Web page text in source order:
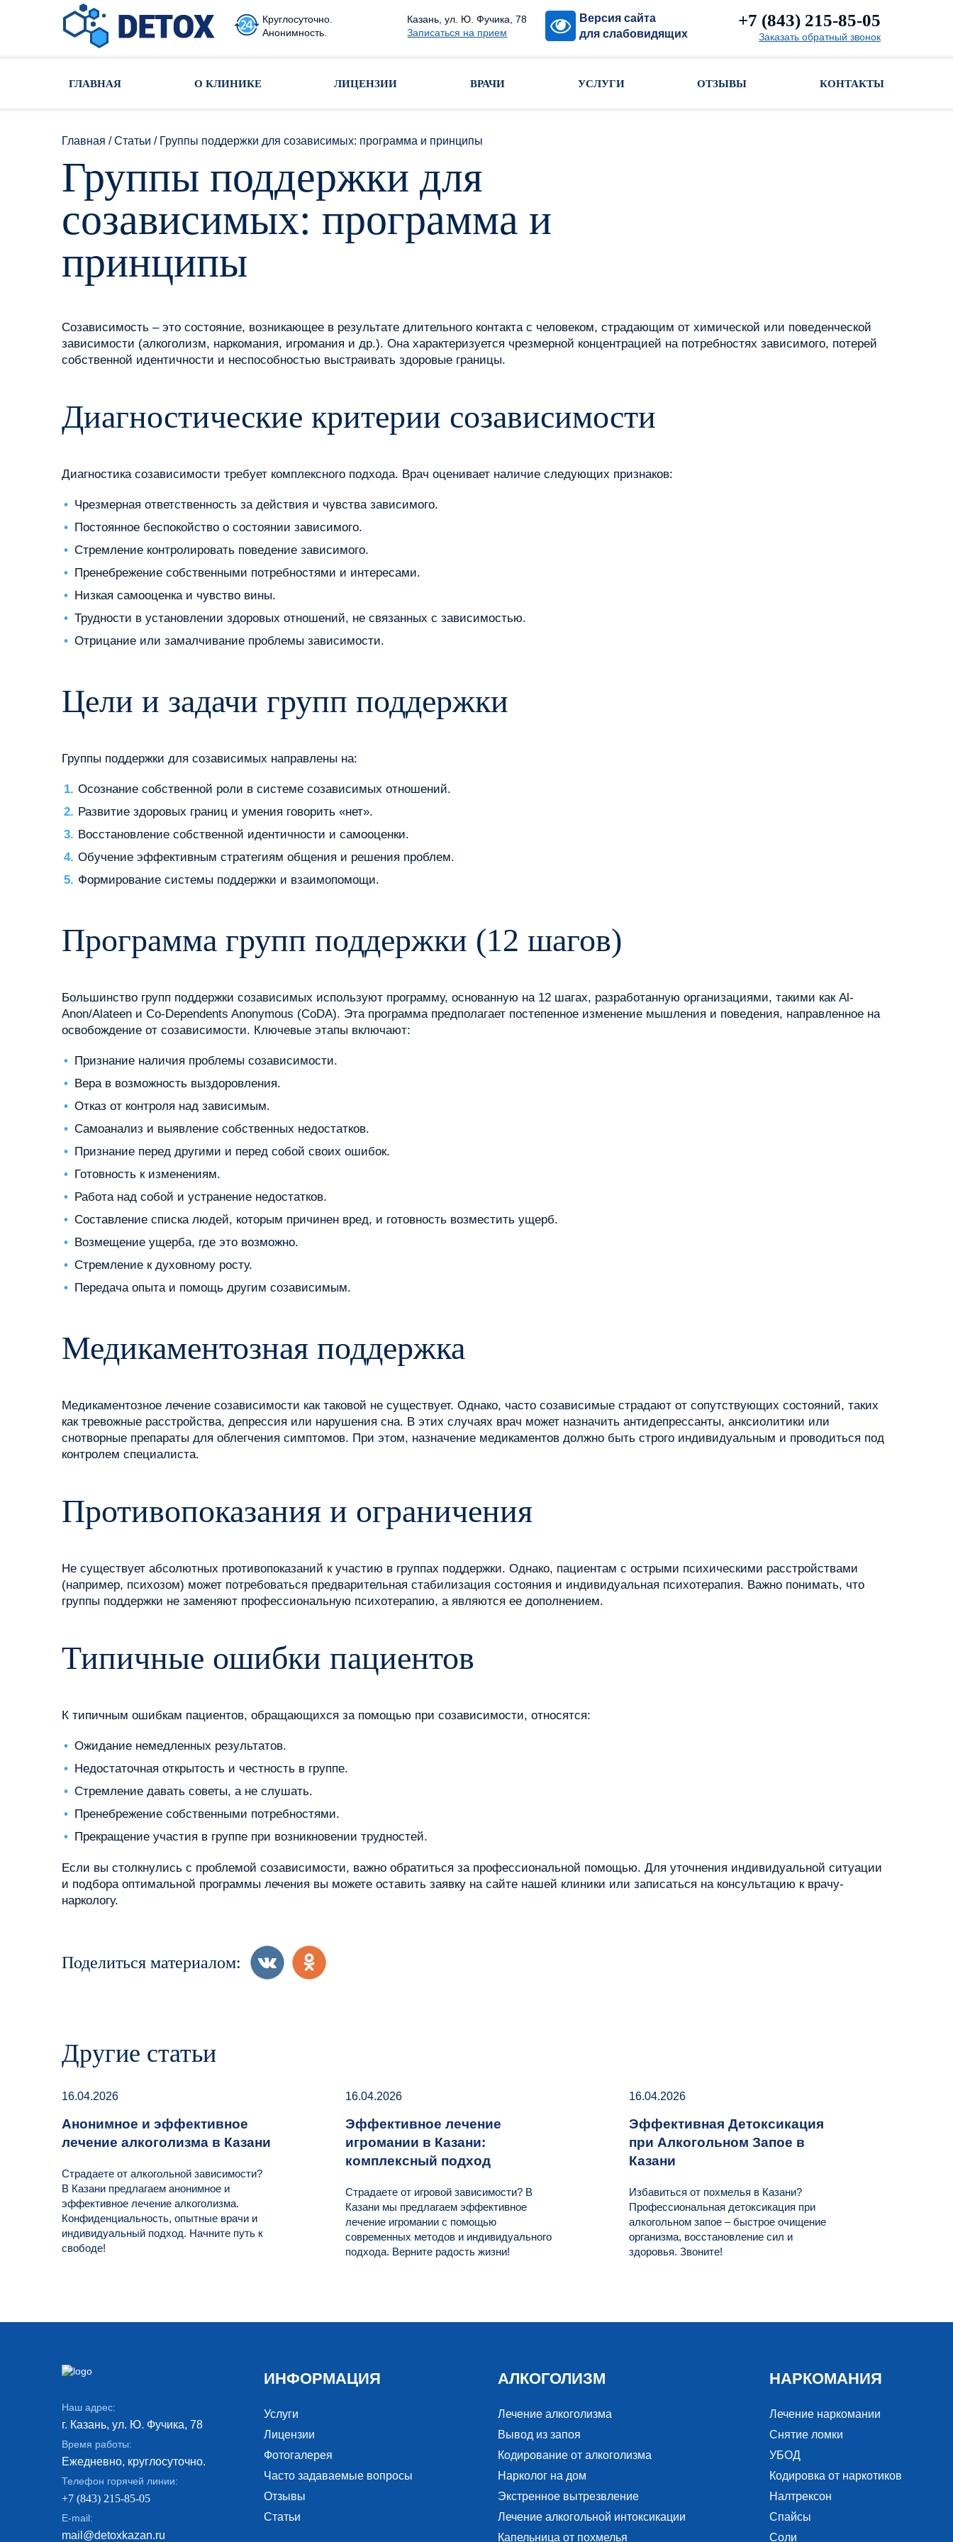
Круглосуточно.
Анонимность.
Казань, ул. Ю. Фучика, 78
Записаться на прием
Версия сайта
для слабовидящих
+7 (843) 215-85-05
Заказать обратный звонок
ГЛАВНАЯ О КЛИНИКЕ ЛИЦЕНЗИИ ВРАЧИ УСЛУГИ ОТЗЫВЫ КОНТАКТЫ
Главная /Статьи / Группы поддержки для созависимых: программа и принципы
Группы поддержки для
созависимых: программа и
принципы
Созависимость – это состояние, возникающее в результате длительного контакта с человеком, страдающим от химической или поведенческой
зависимости (алкоголизм, наркомания, игромания и др.). Она характеризуется чрезмерной концентрацией на потребностях зависимого, потерей
собственной идентичности и неспособностью выстраивать здоровые границы.
Диагностические критерии созависимости
Диагностика созависимости требует комплексного подхода. Врач оценивает наличие следующих признаков:
Чрезмерная ответственность за действия и чувства зависимого.
Постоянное беспокойство о состоянии зависимого.
Стремление контролировать поведение зависимого.
Пренебрежение собственными потребностями и интересами.
Низкая самооценка и чувство вины.
Трудности в установлении здоровых отношений, не связанных с зависимостью.
Отрицание или замалчивание проблемы зависимости.
Цели и задачи групп поддержки
Группы поддержки для созависимых направлены на:
Осознание собственной роли в системе созависимых отношений.
Развитие здоровых границ и умения говорить «нет».
Восстановление собственной идентичности и самооценки.
Обучение эффективным стратегиям общения и решения проблем.
Формирование системы поддержки и взаимопомощи.
Программа групп поддержки (12 шагов)
Большинство групп поддержки созависимых используют программу, основанную на 12 шагах, разработанную организациями, такими как Al-
Anon/Alateen и Co-Dependents Anonymous (CoDA). Эта программа предполагает постепенное изменение мышления и поведения, направленное на
освобождение от созависимости. Ключевые этапы включают:
Признание наличия проблемы созависимости.
Вера в возможность выздоровления.
Отказ от контроля над зависимым.
Самоанализ и выявление собственных недостатков.
Признание перед другими и перед собой своих ошибок.
Готовность к изменениям.
Работа над собой и устранение недостатков.
Составление списка людей, которым причинен вред, и готовность возместить ущерб.
Возмещение ущерба, где это возможно.
Стремление к духовному росту.
Передача опыта и помощь другим созависимым.
Медикаментозная поддержка
Медикаментозное лечение созависимости как таковой не существует. Однако, часто созависимые страдают от сопутствующих состояний, таких
как тревожные расстройства, депрессия или нарушения сна. В этих случаях врач может назначить антидепрессанты, анксиолитики или
снотворные препараты для облегчения симптомов. При этом, назначение медикаментов должно быть строго индивидуальным и проводиться под
контролем специалиста.
Противопоказания и ограничения
Не существует абсолютных противопоказаний к участию в группах поддержки. Однако, пациентам с острыми психическими расстройствами
(например, психозом) может потребоваться предварительная стабилизация состояния и индивидуальная психотерапия. Важно понимать, что
группы поддержки не заменяют профессиональную психотерапию, а являются ее дополнением.
Типичные ошибки пациентов
К типичным ошибкам пациентов, обращающихся за помощью при созависимости, относятся:
Ожидание немедленных результатов.
Недостаточная открытость и честность в группе.
Стремление давать советы, а не слушать.
Пренебрежение собственными потребностями.
Прекращение участия в группе при возникновении трудностей.
Если вы столкнулись с проблемой созависимости, важно обратиться за профессиональной помощью. Для уточнения индивидуальной ситуации
и подбора оптимальной программы лечения вы можете оставить заявку на сайте нашей клиники или записаться на консультацию к врачу-
наркологу.
Поделиться материалом:
Другие статьи
16.04.2026
Анонимное и эффективное
лечение алкоголизма в Казани
Страдаете от алкогольной зависимости?
В Казани предлагаем анонимное и
эффективное лечение алкоголизма.
Конфиденциальность, опытные врачи и
индивидуальный подход. Начните путь к
свободе!
16.04.2026
Эффективное лечение
игромании в Казани:
комплексный подход
Страдаете от игровой зависимости? В
Казани мы предлагаем эффективное
лечение игромании с помощью
современных методов и индивидуального
подхода. Верните радость жизни!
16.04.2026
Эффективная Детоксикация
при Алкогольном Запое в
Казани
Избавиться от похмелья в Казани?
Профессиональная детоксикация при
алкогольном запое – быстрое очищение
организма, восстановление сил и
здоровья. Звоните!
Наш адрес:
г. Казань, ул. Ю. Фучика, 78
Время работы:
Ежедневно, круглосуточно.
Телефон горячей линии:
+7 (843) 215-85-05
E-mail:
mail@detoxkazan.ru
ИНФОРМАЦИЯ
Услуги
Лицензии
Фотогалерея
Часто задаваемые вопросы
Отзывы
Статьи
АЛКОГОЛИЗМ
Лечение алкоголизма
Вывод из запоя
Кодирование от алкоголизма
Нарколог на дом
Экстренное вытрезвление
Лечение алкогольной интоксикации
Капельница от похмелья
НАРКОМАНИЯ
Лечение наркомании
Снятие ломки
УБОД
Кодировка от наркотиков
Налтрексон
Спайсы
Соли